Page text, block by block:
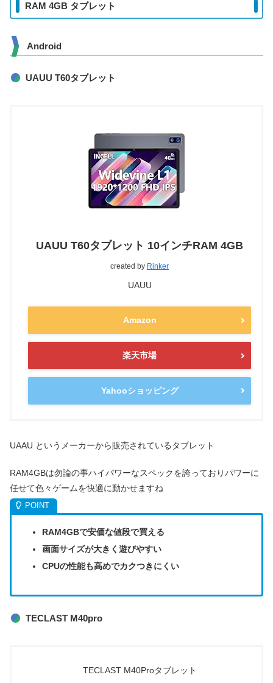
RAM 4GB タブレット
Android
UAUU T60タブレット
UAUU T60タブレット 10インチRAM 4GB
created by Rinker
UAUU
Amazon
楽天市場
Yahooショッピング
UAAU というメーカーから販売されているタブレット
RAM4GBは勿論の事ハイパワーなスペックを誇っておりパワーに
任せて色々ゲームを快適に動かせますね
RAM4GBで安価な値段で買える
画面サイズが大きく遊びやすい
CPUの性能も高めでカクつきにくい
TECLAST M40pro
TECLAST M40Proタブレット